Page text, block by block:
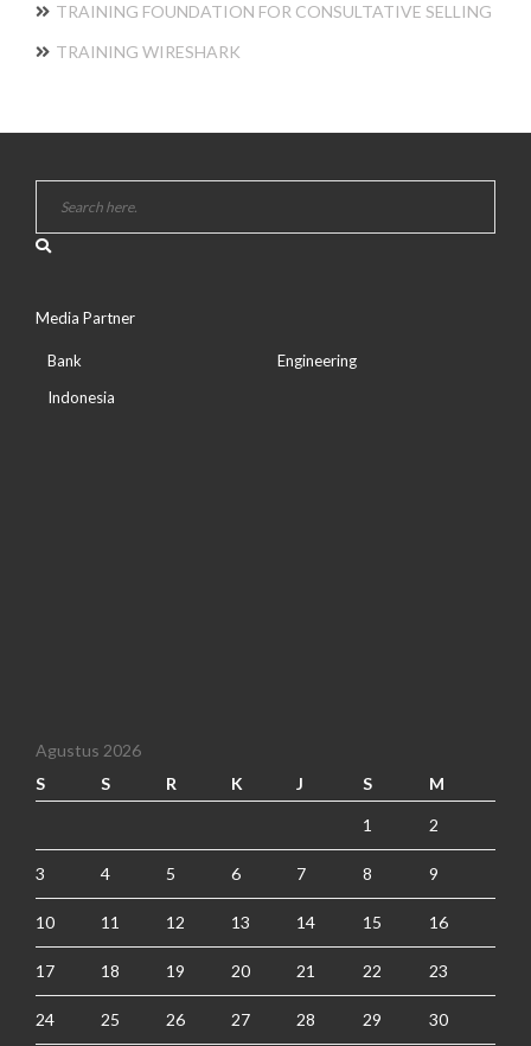
TRAINING FOUNDATION FOR CONSULTATIVE SELLING
TRAINING WIRESHARK
Media Partner
Bank
Indonesia
Engineering
Agustus 2026
S
S R K J S M
1 2
3 4 5 6 7 8 9
10 11 12 13 14 15 16
17 18 19 20 21 22 23
24 25 26 27 28 29 30